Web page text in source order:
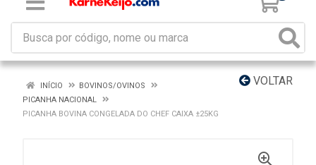
VOLTAR
INÍCIO
BOVINOS/OVINOS
PICANHA NACIONAL
PICANHA BOVINA CONGELADA DO CHEF CAIXA ±25KG